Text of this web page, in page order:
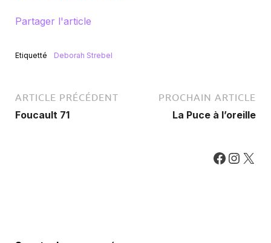
Partager l'article
Etiquetté Deborah Strebel
ARTICLE PRÉCÉDENT
Foucault 71
PROCHAIN ARTICLE
La Puce à l’oreille